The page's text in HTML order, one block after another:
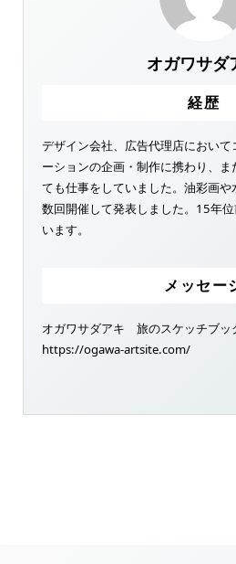
オガワサダ
経歴
デザイン会社、広告代理店におい
ーションの企画・制作に携わり、
ても仕事をしていました。油彩画
数回開催して発表しました。15年
います。
メッセー
オガワサダアキ 旅のスケッチブッ
https://ogawa-artsite.com/